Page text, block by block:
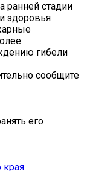
ранней стадии
здоровья
гибели
сообщите
его